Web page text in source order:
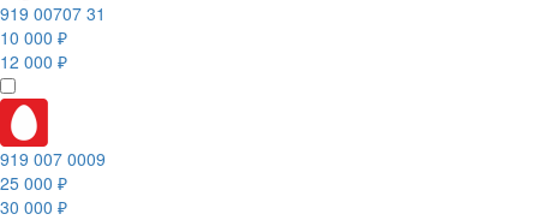
919 00707 31
10 000 ₽
12 000 ₽
919 007 0009
25 000 ₽
30 000 ₽